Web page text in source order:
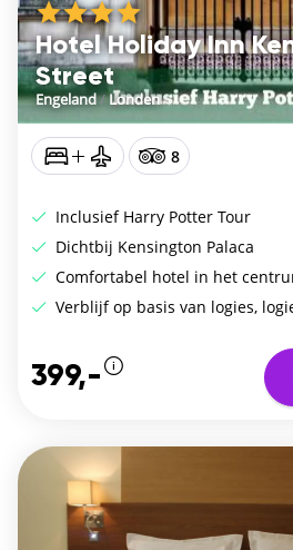
Hotel Holiday Inn
Street
Engeland/Londen
8
Inclusief Harry Potter Tour
Dichtbij Kensington Palaca
Comfortabel hotel in het
Verblijf op basis van logies,
399,-